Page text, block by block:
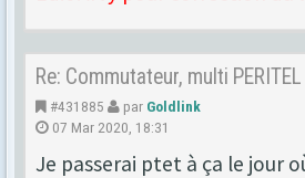
Re: Commutateur, multi PERITEL
#431885 par Goldlink
07 Mar 2020, 18:31
Je passerai ptet à ça le jour